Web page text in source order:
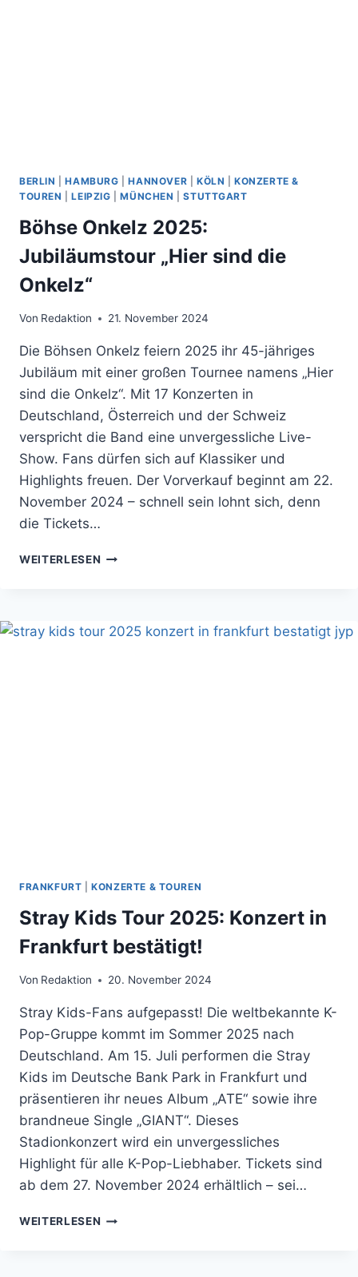
BERLIN |HAMBURG |HANNOVER KÖLN |KONZERTE &
TOUREN
|LEIPZIG |MÜNCHEN |STUTTGART
Böhse Onkelz 2025:
Jubiläumstour „Hier sind die
Onkelz“
Von Redaktion 21. November 2024
Die Böhsen Onkelz feiern 2025 ihr 45-jähriges
Jubiläum mit einer großen Tournee namens „Hier
sind die Onkelz“. Mit 17 Konzerten in
Deutschland, Österreich und der Schweiz
verspricht die Band eine unvergessliche Live-
Show. Fans dürfen sich auf Klassiker und
Highlights freuen. Der Vorverkauf beginnt am 22.
November 2024 – schnell sein lohnt sich, denn
die Tickets…
WEITERLESEN BÖHSE
„HIER
SIND
FRANKFURT |KONZERTE & TOUREN
Stray Kids Tour 2025: Konzert in
Frankfurt bestätigt!
Von Redaktion 20. November 2024
Stray Kids-Fans aufgepasst! Die weltbekannte K-
Pop-Gruppe kommt im Sommer 2025 nach
Deutschland. Am 15. Juli performen die Stray
Kids im Deutsche Bank Park in Frankfurt und
präsentieren ihr neues Album „ATE“ sowie ihre
brandneue Single „GIANT“. Dieses
Stadionkonzert wird ein unvergessliches
Highlight für alle K-Pop-Liebhaber. Tickets sind
ab dem 27. November 2024 erhältlich – sei…
WEITERLESEN STRAY